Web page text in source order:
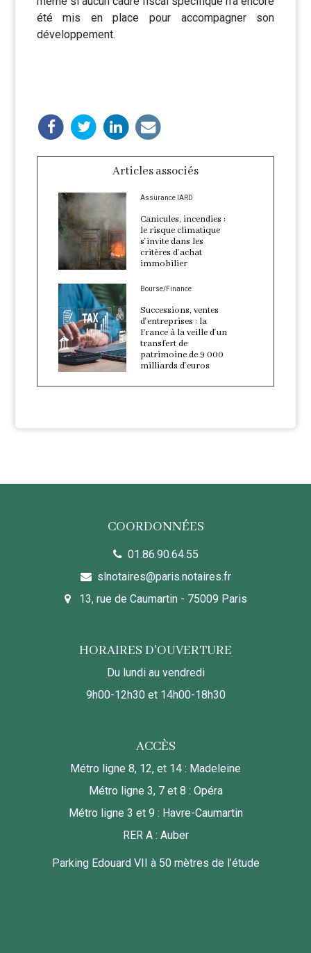
été mis en place pour accompagner son
développement.
Articles associés
Assurance IARD
Canicules, incendies :
le risque climatique
s'invite dans les
critères d'achat
immobilier
Bourse/Finance
Successions, ventes
d'entreprises : la
France à la veille d'un
transfert de
patrimoine de 9 000
milliards d'euros
COORDONNÉES
01.86.90.64.55
slnotaires@paris.notaires.fr
13, rue de Caumartin - 75009 Paris
HORAIRES D'OUVERTURE
Du lundi au vendredi
9h00-12h30 et 14h00-18h30
ACCÈS
Métro ligne 8, 12, et 14 : Madeleine
Métro ligne 3, 7 et 8 : Opéra
Métro ligne 3 et 9 : Havre-Caumartin
RER A : Auber
Parking Edouard VII à 50 mètres de l’étude